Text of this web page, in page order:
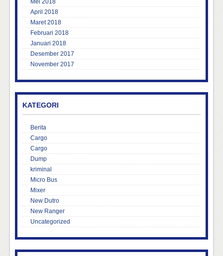
Mei 2018
April 2018
Maret 2018
Februari 2018
Januari 2018
Desember 2017
November 2017
KATEGORI
Berita
Cargo
Cargo
Dump
kriminal
Micro Bus
Mixer
New Dutro
New Ranger
Uncategorized